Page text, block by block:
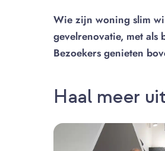
Wie zijn woning slim
gevelrenovatie, met
Bezoekers genieten
Haal meer